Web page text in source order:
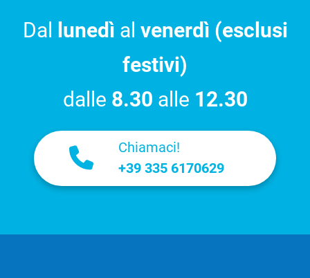
Dal lunedì al venerdì (esclusi
festivi)
dalle 8.30 alle 12.30
Chiamaci!
+39 335 6170629